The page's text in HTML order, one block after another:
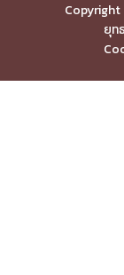
ยุท